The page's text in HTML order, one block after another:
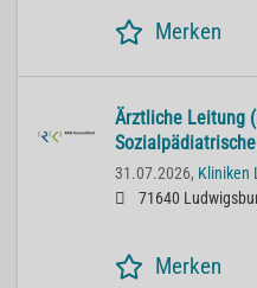
Merken
Ärztliche Leitung
31.07.2026, Kliniken
71640
Merken